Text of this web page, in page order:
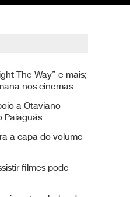
The Way” e mais;
nos cinemas
a Otaviano
Paiaguás
a capa do volume
filmes pode